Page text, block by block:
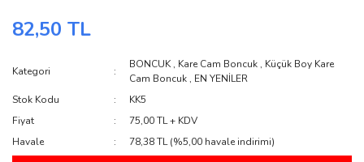
82,50 TL
Kategori
BONCUK , Kare Cam Boncuk , Küçük Boy Kare
Cam Boncuk , EN YENİLER
Stok Kodu
KK5
Fiyat
75,00 TL + KDV
Havale
78,38 TL (%5,00 havale indirimi)